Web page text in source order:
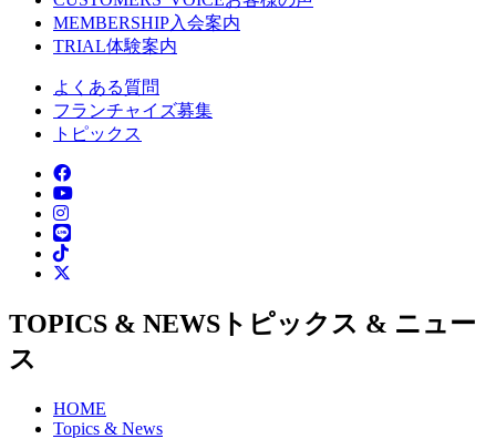
MEMBERSHIP入会案内
TRIAL体験案内
よくある質問
フランチャイズ募集
トピックス
TOPICS & NEWS トピックス & ニュー
ス
HOME
Topics & News